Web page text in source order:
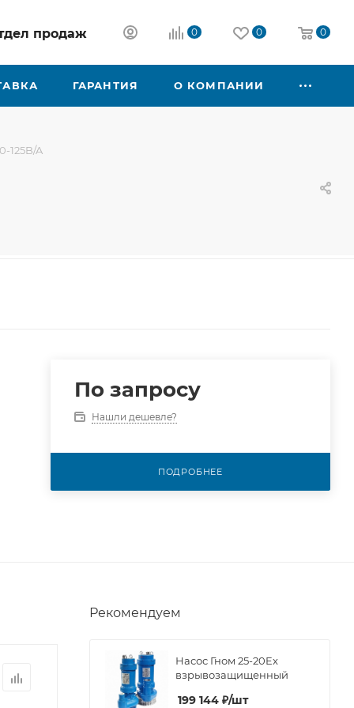
продаж 0 0 0
ГАРАНТИЯ О КОМПАНИИ
125B/A
По запросу
Нашли дешевле?
ПОДРОБНЕЕ
Рекомендуем
Насос Гном 25-20Ex
взрывозащищенный
199 144 ₽/шт